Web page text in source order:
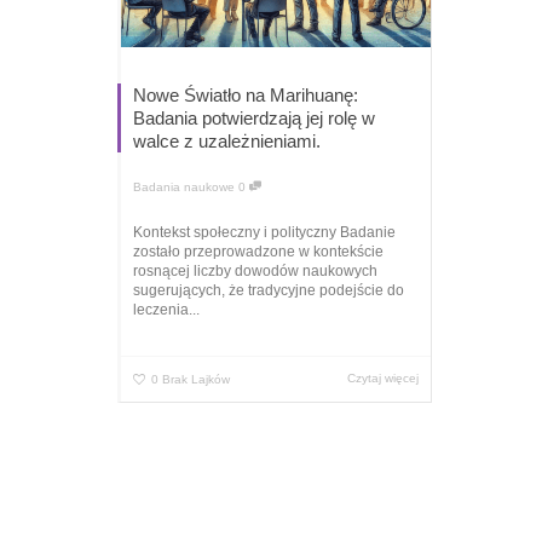
Nowe Światło na Marihuanę:
Badania potwierdzają jej rolę w
walce z uzależnieniami.
Badania naukowe 0
Kontekst społeczny i polityczny Badanie
zostało przeprowadzone w kontekście
rosnącej liczby dowodów naukowych
sugerujących, że tradycyjne podejście do
leczenia...
0 Brak Lajków Czytaj więcej